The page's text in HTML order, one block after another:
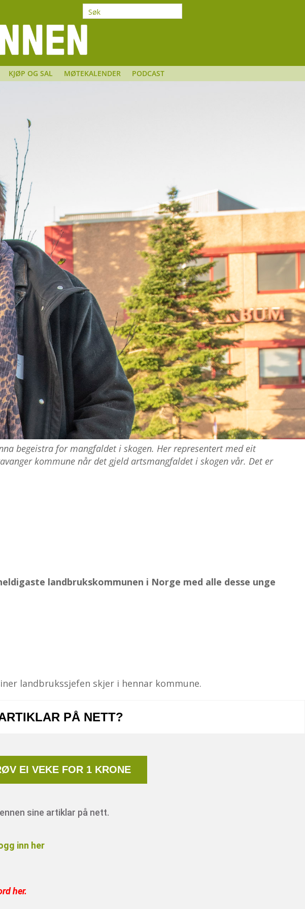
KJØP OG SAL MØTEKALENDER PODCAST
begeistra for mangfaldet i skogen. Her representert med eit
kommune når det gjeld artsmangfaldet i skogen vår. Det er
landbrukskommunen i Norge med alle desse unge
landbrukssjefen skjer i hennar kommune.
PÅ NETT?
EI VEKE FOR 1 KRONE
sine artiklar på nett.
inn her
her.